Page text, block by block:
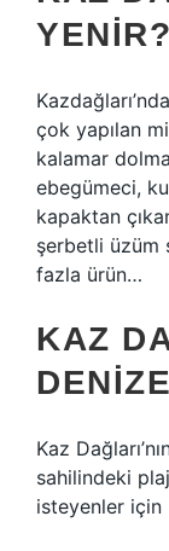
YENIR?
çok yapılan
kalamar
ebegümeci,
kapaktan
şerbetli üzüm
fazla ürün…
KAZ
Kaz
sahilindeki
isteyenler için